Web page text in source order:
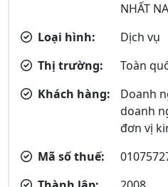
NHẤT
Loại hình:
Dịch vụ
Thị trường:
Toàn
Khách hàng:
Doanh
doanh
đơn vị
Mã số thuế: